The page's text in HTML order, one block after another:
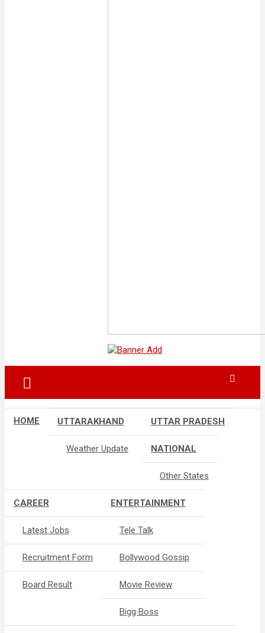
HOME UTTARAKHAND
Weather Update
UTTAR PRADESH
NATIONAL
Other States
CAREER
Latest Jobs
Recruitment Form
Board Result
ENTERTAINMENT
Tele Talk
Bollywood Gossip
Movie Review
Bigg Boss